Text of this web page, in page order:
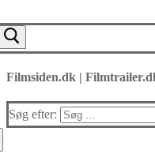
Filmsiden.dk |
Søg efter: